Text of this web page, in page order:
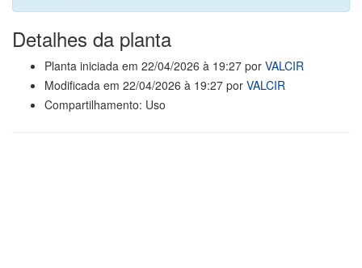
Detalhes da planta
Planta iniciada em 22/04/2026 à 19:27 por VALCIR
Modificada em 22/04/2026 à 19:27 por VALCIR
Compartilhamento: Uso